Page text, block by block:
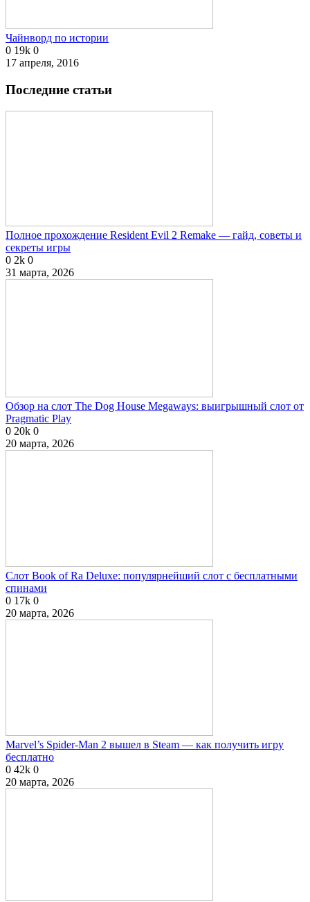
Чайнворд по истории
0 19k 0
17 апреля, 2016
Последние статьи
Полное прохождение Resident Evil 2 Remake — гайд, советы и
секреты игры
0 2k 0
31 марта, 2026
Обзор на слот The Dog House Megaways: выигрышный слот от
Pragmatic Play
0 20k 0
20 марта, 2026
Слот Book of Ra Deluxe: популярнейший слот с бесплатными
спинами
0 17k 0
20 марта, 2026
Marvel’s Spider-Man 2 вышел в Steam — как получить игру
бесплатно
0 42k 0
20 марта, 2026